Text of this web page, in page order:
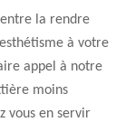
la rendre
à votre
appel à notre
moins
vous en servir